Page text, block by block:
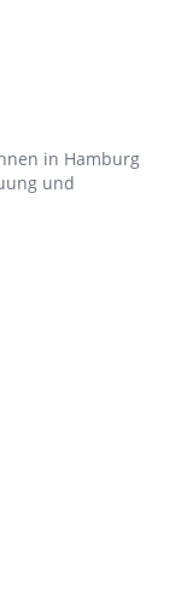
in Hamburg
und